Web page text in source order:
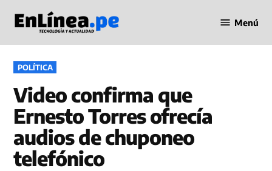
contenido
en Línea
Menú
PUBLICADO
EN
POLÍTICA
Video confirma que
Ernesto Torres ofrecía
audios de chuponeo
telefónico